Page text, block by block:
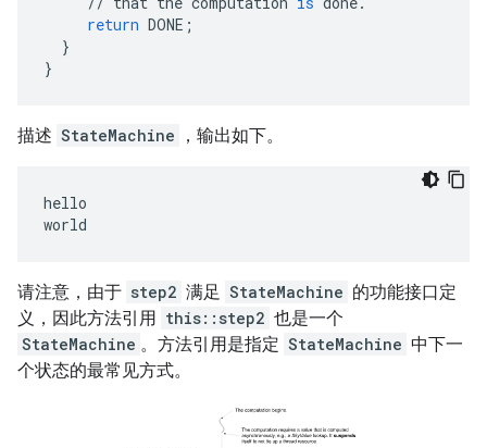
return DONE ;
}
}
描述 StateMachine ，输出如下。
hello
请注意，由于 step2 满足 StateMachine 的功能接口定
义，因此方法引用 this::step2 也是一个
StateMachine 。方法引用是指定 StateMachine 中下一
个状态的最常见方式。